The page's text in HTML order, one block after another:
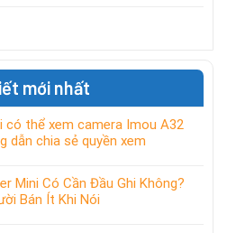
mới nhất
có thể xem camera Imou A32
dẫn chia sẻ quyền xem
Mini Có Cần Đầu Ghi Không?
Bán Ít Khi Nói